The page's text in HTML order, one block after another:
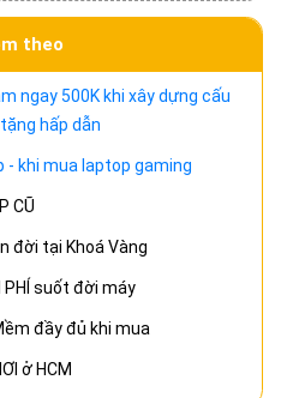
theo
ngay 500K khi xây dựng cấu
hấp dẫn
- khi mua laptop gaming
CŨ
đời tại Khoá Vàng
PHÍ suốt đời máy
đầy đủ khi mua
ở HCM